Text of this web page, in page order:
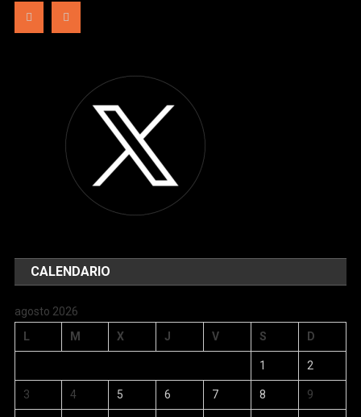
CALENDARIO
agosto 2026
L
M X J V S D
1 2
3 4 5 6 7 8 9